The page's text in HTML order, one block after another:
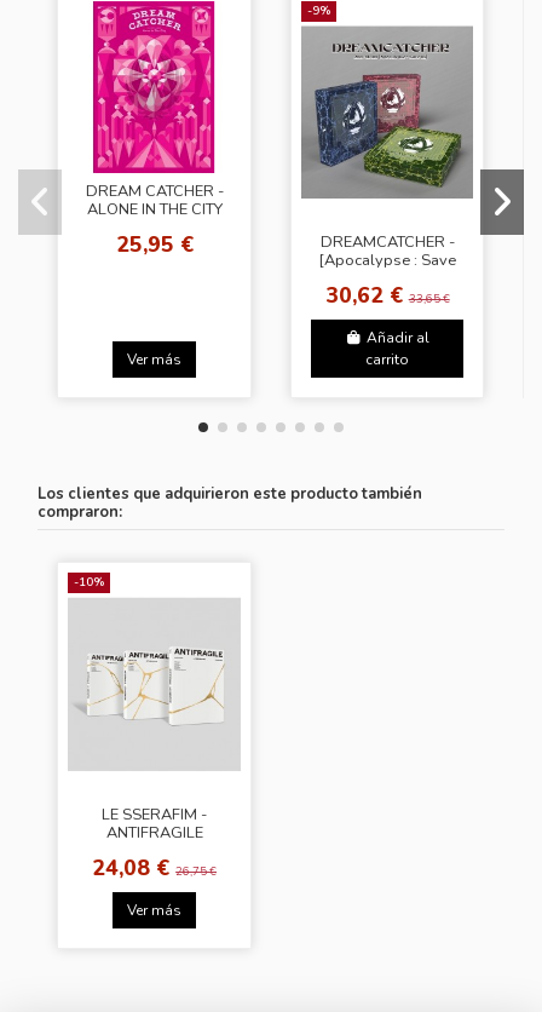
DREAM CATCHER -
ALONE IN THE CITY
25,95 €
Ver más
-9%
DREAMCATCHER -
[Apocalypse : Save
30,62 €33,65 €
Añadir al
carrito
Los clientes que adquirieron este producto también
compraron:
-10%
LE SSERAFIM -
ANTIFRAGILE
24,08 €26,75 €
Ver más